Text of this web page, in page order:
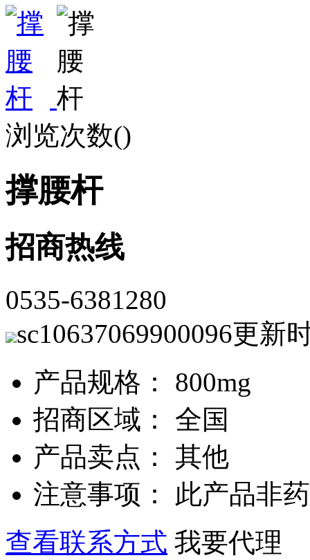
浏览次数()
撑腰杆
招商热线
0535-6381280
sc10637069900096更新
产品规格： 800mg
招商区域： 全国
产品卖点： 其他
注意事项： 此产品非
查看联系方式 我要代理